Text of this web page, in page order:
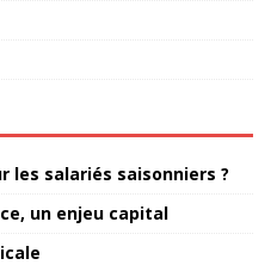
les salariés saisonniers ?
un enjeu capital